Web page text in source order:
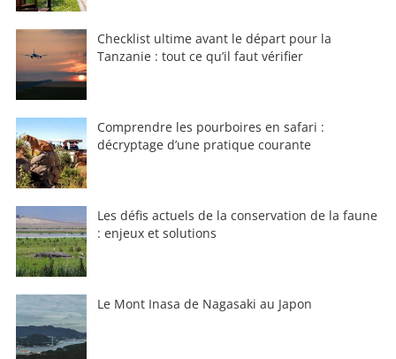
Checklist ultime avant le départ pour la
Tanzanie : tout ce qu’il faut vérifier
Comprendre les pourboires en safari :
décryptage d’une pratique courante
Les défis actuels de la conservation de la faune
: enjeux et solutions
Le Mont Inasa de Nagasaki au Japon